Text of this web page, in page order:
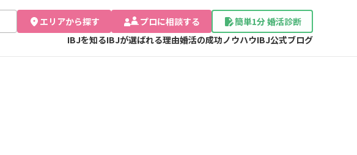
エリアから探す プロに相談する
簡単1分 婚活診断
IBJを知るIBJが選ばれる理由婚活の成功ノウハウIBJ公式ブログ